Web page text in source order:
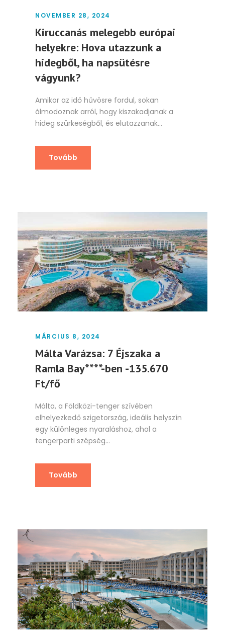
NOVEMBER 28, 2024
Kiruccanás melegebb európai
helyekre: Hova utazzunk a
hidegből, ha napsütésre
vágyunk?
Amikor az idő hűvösre fordul, sokan
álmodoznak arról, hogy kiszakadjanak a
hideg szürkeségből, és elutazzanak...
Tovább
MÁRCIUS 8, 2024
Málta Varázsa: 7 Éjszaka a
Ramla Bay****-ben -135.670
Ft/fő
Málta, a Földközi-tenger szívében
elhelyezkedő szigetország, ideális helyszín
egy különleges nyaraláshoz, ahol a
tengerparti szépség...
Tovább